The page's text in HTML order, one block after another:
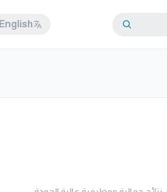
English